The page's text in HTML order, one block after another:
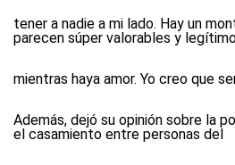
tener a nadie a mi lado. Hay un
parecen súper valorables y
mientras haya amor. Yo creo que
Además, dejó su opinión sobre la
el casamiento entre personas del